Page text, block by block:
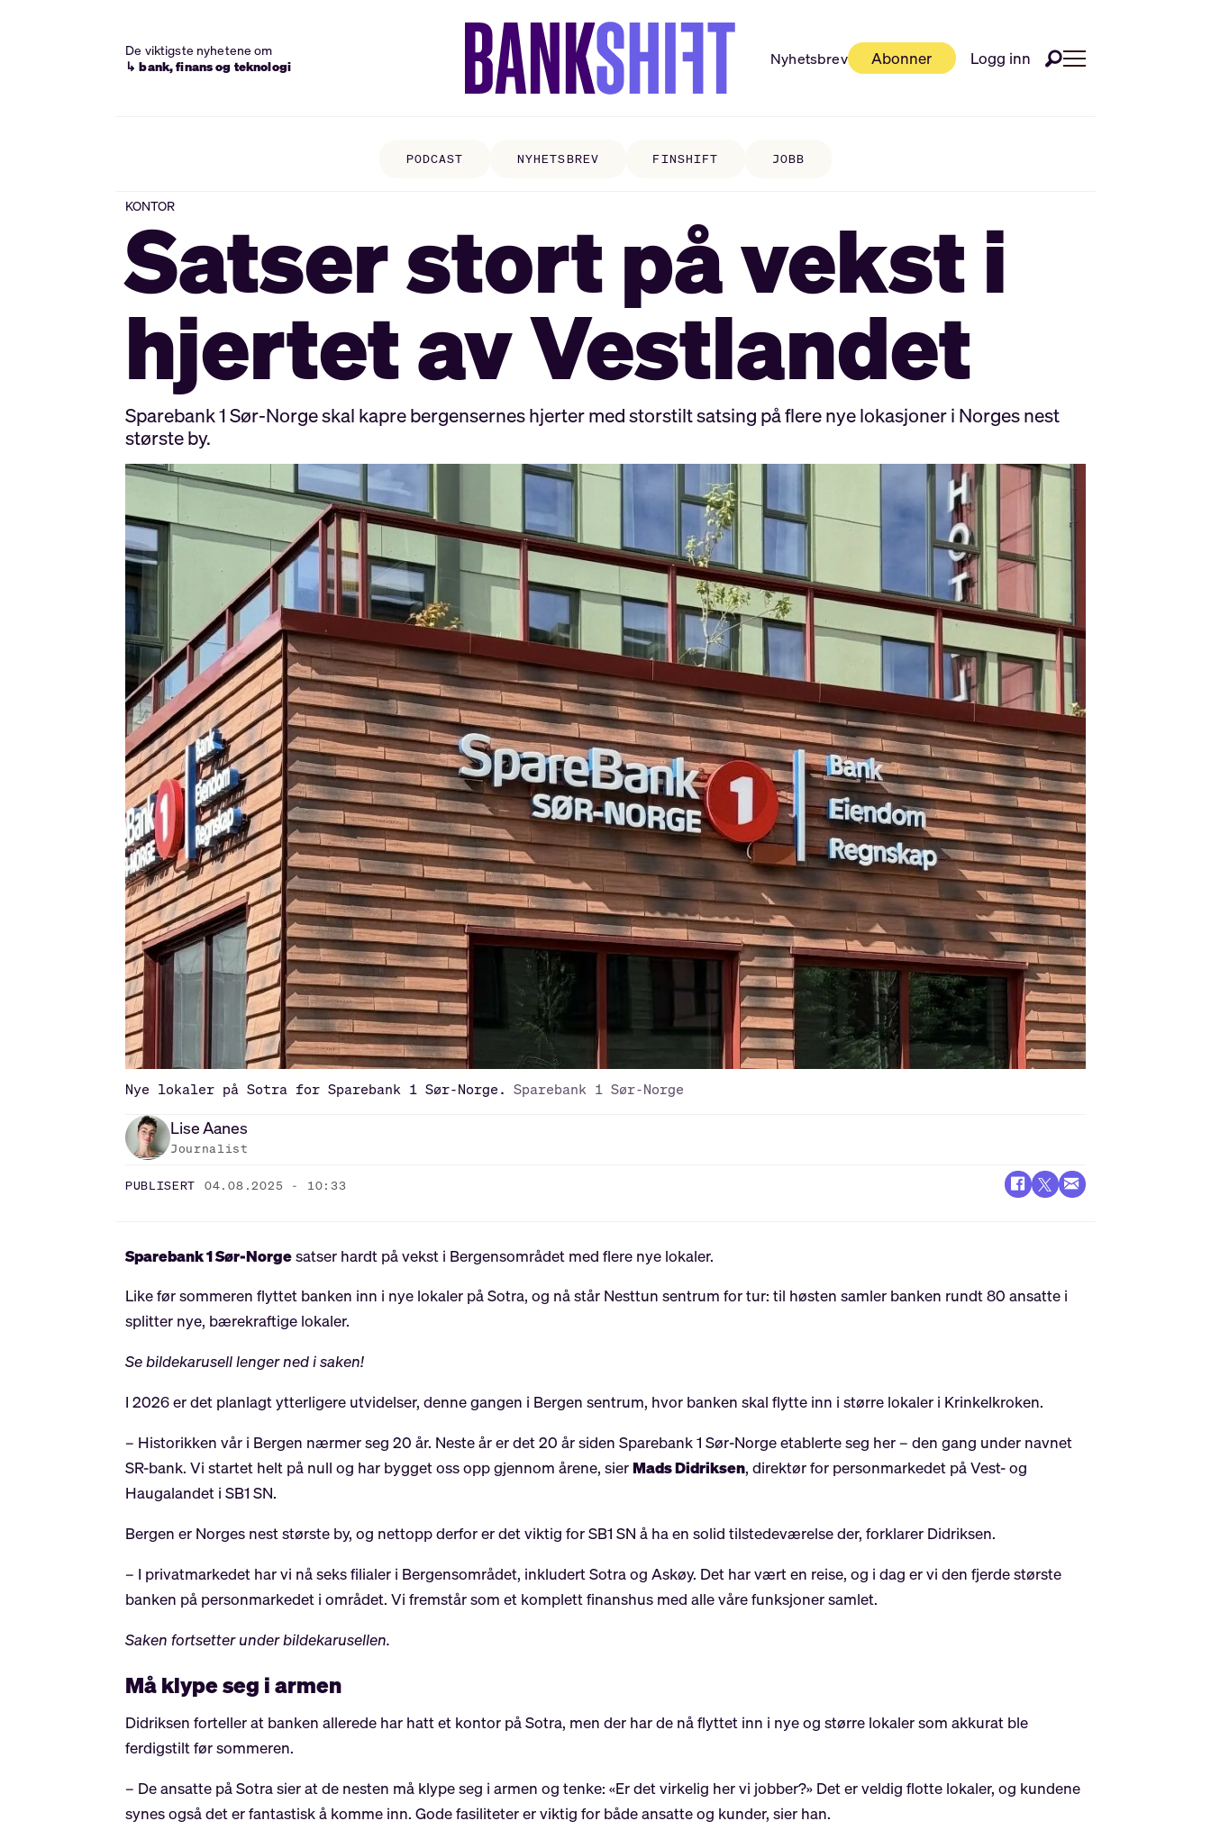
De viktigste nyhetene om
↳ bank, finans og teknologi
Nyhetsbrev Abonner Logg inn
PODCAST NYHETSBREV FINSHIFT JOBB
KONTOR
Satser stort på vekst i
hjertet av Vestlandet
Sparebank 1 Sør-Norge skal kapre bergensernes hjerter med storstilt satsing på flere nye lokasjoner i Norges nest
største by.
Nye lokaler på Sotra for Sparebank 1 Sør-Norge. Sparebank 1 Sør-Norge
LiseAanes
Journalist
PUBLISERT 04.08.2025 - 10:33
Sparebank 1 Sør-Norgesatser hardt på vekst i Bergensområdet med flere nye lokaler.
Like før sommeren flyttet banken inn i nye lokaler på Sotra, og nå står Nesttun sentrum for tur: til høsten samler banken rundt 80 ansatte i
splitter nye, bærekraftige lokaler.
Se bildekarusell lenger ned i saken!
I 2026 er det planlagt ytterligere utvidelser, denne gangen i Bergen sentrum, hvor banken skal flytte inn i større lokaler i Krinkelkroken.
– Historikken vår i Bergen nærmer seg 20 år. Neste år er det 20 år siden Sparebank 1 Sør-Norge etablerte seg her – den gang under navnet
SR-bank. Vi startet helt på null og har bygget oss opp gjennom årene, sierMads Didriksen, direktør for personmarkedet på Vest- og
Haugalandet i SB1 SN.
Bergen er Norges nest største by, og nettopp derfor er det viktig for SB1 SN å ha en solid tilstedeværelse der, forklarer Didriksen.
– I privatmarkedet har vi nå seks filialer i Bergensområdet, inkludert Sotra og Askøy. Det har vært en reise, og i dag er vi den fjerde største
banken på personmarkedet i området. Vi fremstår som et komplett finanshus med alle våre funksjoner samlet.
Saken fortsetter under bildekarusellen.
Må klype seg i armen
Didriksen forteller at banken allerede har hatt et kontor på Sotra, men der har de nå flyttet inn i nye og større lokaler som akkurat ble
ferdigstilt før sommeren.
– De ansatte på Sotra sier at de nesten må klype seg i armen og tenke: «Er det virkelig her vi jobber?» Det er veldig flotte lokaler, og kundene
synes også det er fantastisk å komme inn. Gode fasiliteter er viktig for både ansatte og kunder, sier han.